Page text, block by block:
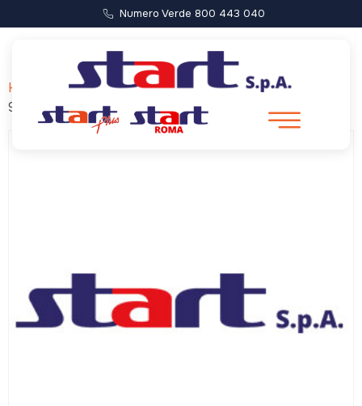
Numero Verde 800 443 040
Home
/ Forca di Presta – Castelluccio (Partenza ore
9:00)